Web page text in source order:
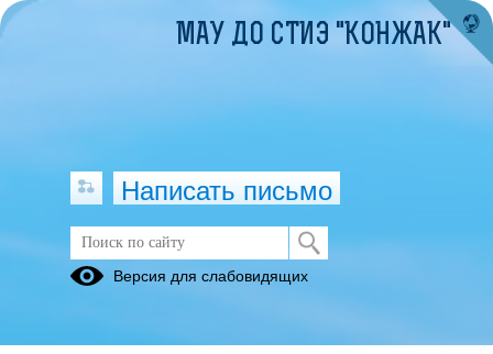
Профилактика терроризма
МАУ ДО СТИЭ "КОНЖАК"
Написать письмо
Версия для слабовидящих